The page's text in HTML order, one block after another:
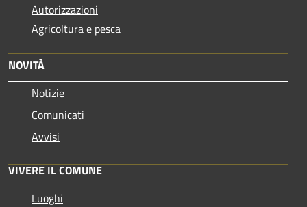
Autorizzazioni
Agricoltura e pesca
NOVITÀ
Notizie
Comunicati
Avvisi
VIVERE IL COMUNE
Luoghi